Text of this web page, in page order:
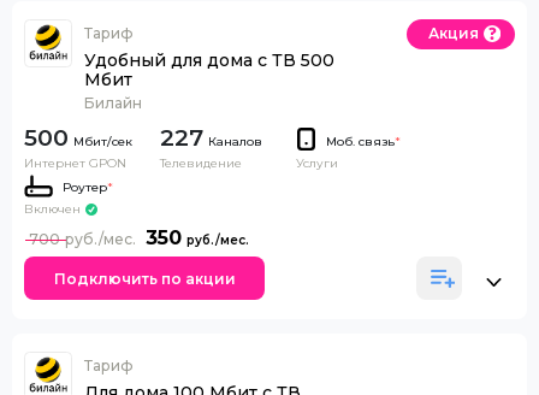
Тариф
Удобный для дома с ТВ 500
Мбит
Билайн
Акция
500
Интернет GPON
227 Каналов
Телевидение
Моб. связь*
Услуги
Роутер*
Включен
350
700
Подключить по акции
Тариф